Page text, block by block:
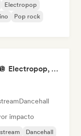
Electropop
Pop rock
Can't Stop Won't Stop 🪩 Electropop, Dance-Pop & Nu Disco
Dancehall
impacto
Dancehall